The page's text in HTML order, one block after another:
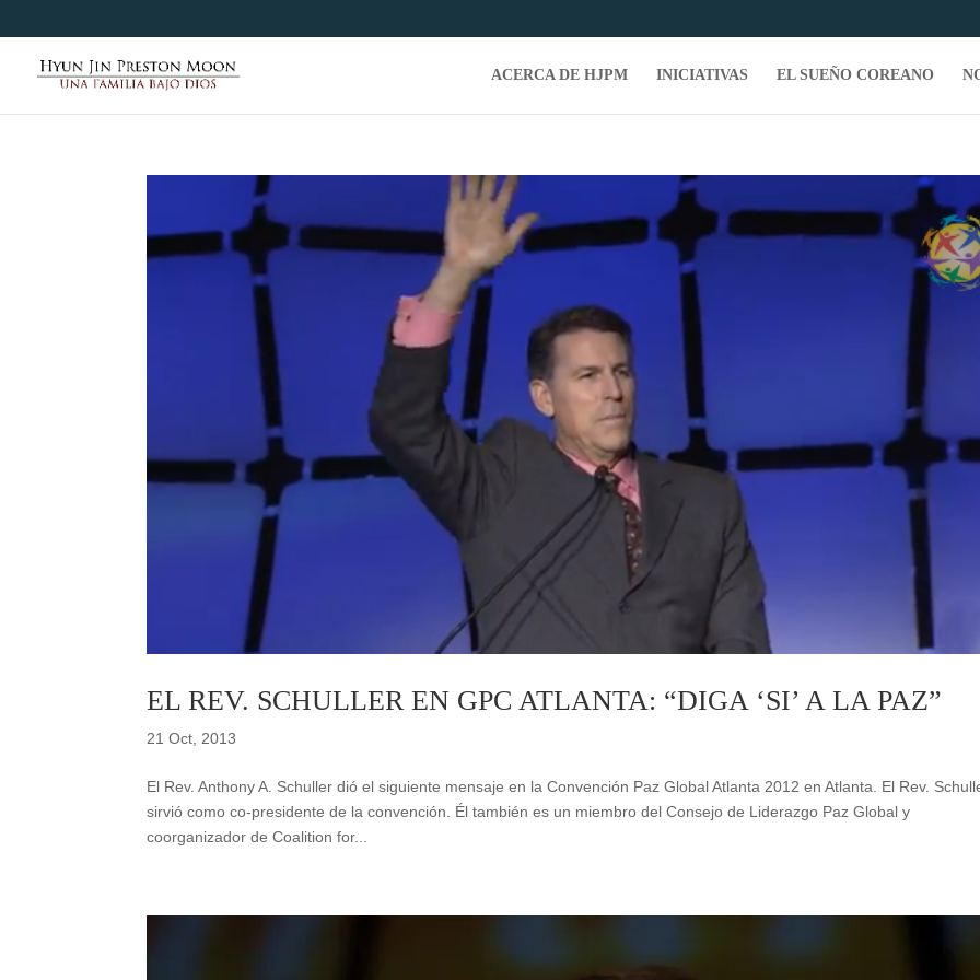
ACERCA DE HJPM INICIATIVAS EL SUEÑO COREANO
EL REV. SCHULLER EN GPC ATLANTA: “DIGA ‘SI’ A LA PAZ”
21 Oct, 2013
El Rev. Anthony A. Schuller dió el siguiente mensaje en la Convención Paz Global Atlanta 2012 en Atlanta. El Rev.
sirvió como co-presidente de la convención. Él también es un miembro del Consejo de Liderazgo Paz Global y
coorganizador de Coalition for...